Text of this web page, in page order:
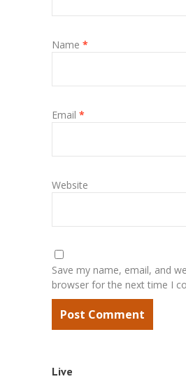
Name *
Email *
Website
Save my name, email, and
browser for the next time I
Live